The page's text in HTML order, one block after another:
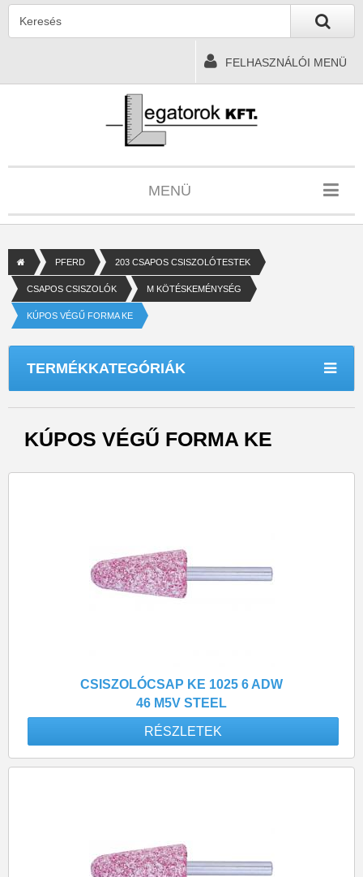
FELHASZNÁLÓI MENÜ
MENÜ
PFERD 203 CSAPOS CSISZOLÓTESTEK
CSAPOS CSISZOLÓK M KÖTÉSKEMÉNYSÉG
KÚPOS VÉGŰ FORMA KE
TERMÉKKATEGÓRIÁK
KÚPOS VÉGŰ FORMA KE
CSISZOLÓCSAP KE 1025 6 ADW
46 M5V STEEL
RÉSZLETEK